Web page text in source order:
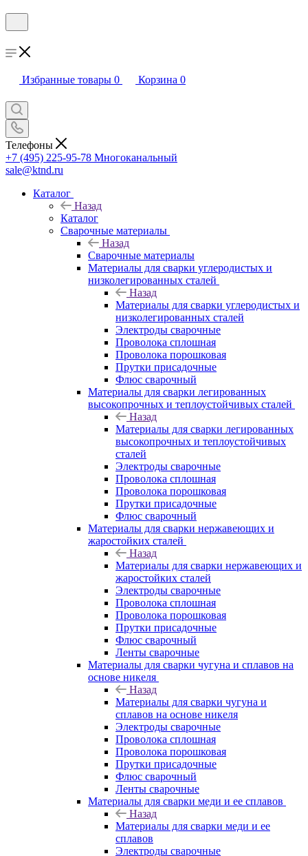
Избранные товары 0 Корзина 0
Телефоны
+7 (495) 225-95-78 Многоканальный
sale@ktnd.ru
Каталог
Назад
Каталог
Сварочные материалы
Назад
Сварочные материалы
Материалы для сварки углеродистых и
низколегированных сталей
Назад
Материалы для сварки углеродистых и
низколегированных сталей
Электроды сварочные
Проволока сплошная
Проволока порошковая
Прутки присадочные
Флюс сварочный
Материалы для сварки легированных
высокопрочных и теплоустойчивых сталей
Назад
Материалы для сварки легированных
высокопрочных и теплоустойчивых
сталей
Электроды сварочные
Проволока сплошная
Проволока порошковая
Прутки присадочные
Флюс сварочный
Материалы для сварки нержавеющих и
жаростойких сталей
Назад
Материалы для сварки нержавеющих и
жаростойких сталей
Электроды сварочные
Проволока сплошная
Проволока порошковая
Прутки присадочные
Флюс сварочный
Ленты сварочные
Материалы для сварки чугуна и сплавов на
основе никеля
Назад
Материалы для сварки чугуна и
сплавов на основе никеля
Электроды сварочные
Проволока сплошная
Проволока порошковая
Прутки присадочные
Флюс сварочный
Ленты сварочные
Материалы для сварки меди и ее сплавов
Назад
Материалы для сварки меди и ее
сплавов
Электроды сварочные